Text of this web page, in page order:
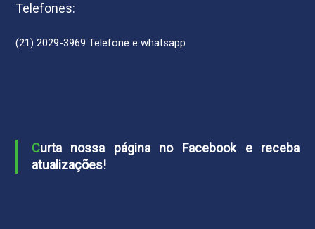
Telefones:
(21) 2029-3969 Telefone e whatsapp
Curta nossa página no Facebook e receba
atualizações!